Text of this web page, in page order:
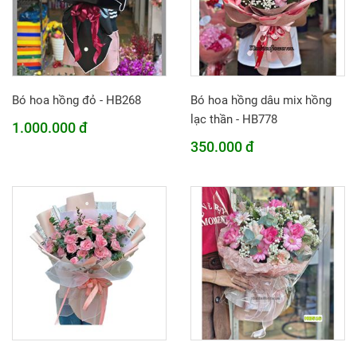
Bó hoa hồng đỏ - HB268
1.000.000 đ
Bó hoa hồng dâu mix hồng
lạc thần - HB778
350.000 đ